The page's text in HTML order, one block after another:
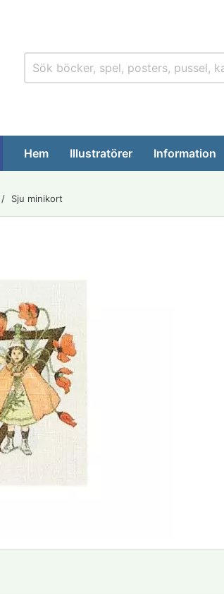
Hem Illustratörer Information
Sju minikort